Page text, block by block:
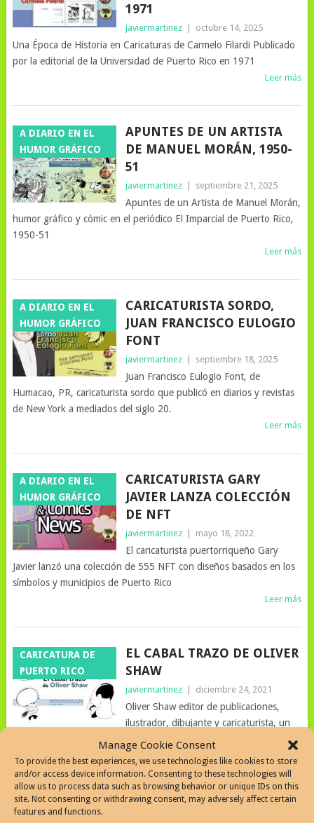
Manage Cookie Consent
To provide the best experiences, we use technologies like cookies to store
and/or access device information. Consenting to these technologies will
allow us to process data such as browsing behavior or unique IDs on this
site. Not consenting or withdrawing consent, may adversely affect certain
features and functions.
1971
javiermartinez octubre 14, 2025
Una Época de Historia en Caricaturas de Carmelo Filardi Publicado
por la editorial de la Universidad de Puerto Rico en 1971
Leer más
A DIARIO EN EL
HUMOR GRÁFICO
APUNTES DE UN ARTISTA
DE MANUEL MORÁN, 1950-
51
javiermartinez septiembre 21, 2025
Apuntes de un Artista de Manuel Morán,
humor gráfico y cómic en el periódico El Imparcial de Puerto Rico,
1950-51
Leer más
A DIARIO EN EL
HUMOR GRÁFICO
CARICATURISTA SORDO,
JUAN FRANCISCO EULOGIO
FONT
javiermartinez septiembre 18, 2025
Juan Francisco Eulogio Font, de
Humacao, PR, caricaturista sordo que publicó en diarios y revistas
de New York a mediados del siglo 20.
Leer más
A DIARIO EN EL
HUMOR GRÁFICO
CARICATURISTA GARY
JAVIER LANZA COLECCIÓN
DE NFT
javiermartinez mayo 18, 2022
El caricaturista puertorriqueño Gary
Javier lanzó una colección de 555 NFT con diseños basados en los
símbolos y municipios de Puerto Rico
Leer más
CARICATURA DE
PUERTO RICO
EL CABAL TRAZO DE OLIVER
SHAW
javiermartinez diciembre 24, 2021
Oliver Shaw editor de publicaciones,
ilustrador, dibujante y caricaturista, un
cabal trazo en la primera mitad del siglo 20 en Puerto Rico
Leer más
ARTISTAS |